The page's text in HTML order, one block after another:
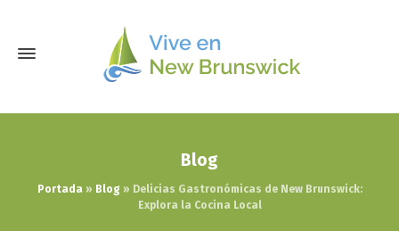
Blog
Portada» Blog» Delicias Gastronómicas de New Brunswick:
Explora la Cocina Local